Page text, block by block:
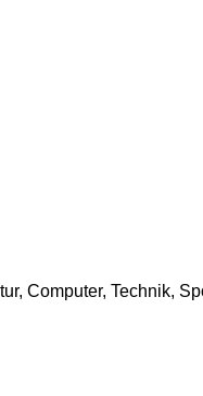
Computer, Technik,